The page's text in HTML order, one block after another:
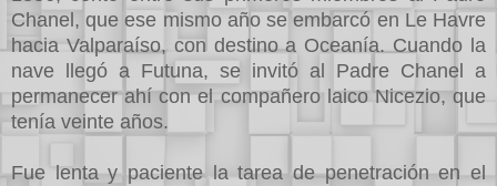
Chanel, que ese mismo año se embarcó en Le Havre
hacia Valparaíso, con destino a Oceanía. Cuando la
nave llegó a Futuna, se invitó al Padre Chanel a
permanecer ahí con el compañero laico Nicezio, que
tenía veinte años.
Fue lenta y paciente la tarea de penetración en el